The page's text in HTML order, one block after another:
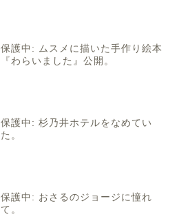
保護中: ムスメに描いた手作り絵本
『わらいました』公開。
保護中: 杉乃井ホテルをなめてい
た。
保護中: おさるのジョージに憧れ
て。